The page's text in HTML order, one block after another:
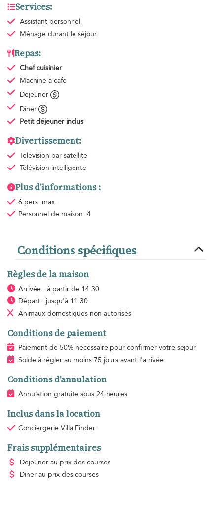
Services:
Assistant personnel
Ménage durant le séjour
Repas:
Chef cuisinier
Machine à café
Déjeuner
Dîner
Petit déjeuner inclus
Divertissement:
Télévision par satellite
Télévision intelligente
Plus d'informations :
6 pers. max.
Personnel de maison: 4
Conditions spécifiques
Règles de la maison
Arrivée : à partir de 14:30
Départ : jusqu'à 11:30
Animaux domestiques non autorisés
Conditions de paiement
Paiement de 50% nécessaire pour confirmer votre séjour
Solde à régler au moins 75 jours avant l'arrivée
Conditions d'annulation
Annulation gratuite sous 24 heures
Inclus dans la location
Conciergerie Villa Finder
Frais supplémentaires
Déjeuner au prix des courses
Dîner au prix des courses